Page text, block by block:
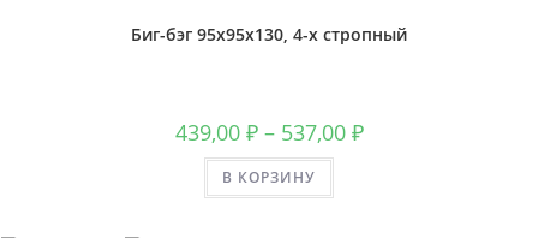
Биг-бэг 95х95х130, 4-х стропный
439,00 ₽ – 537,00 ₽
В КОРЗИНУ